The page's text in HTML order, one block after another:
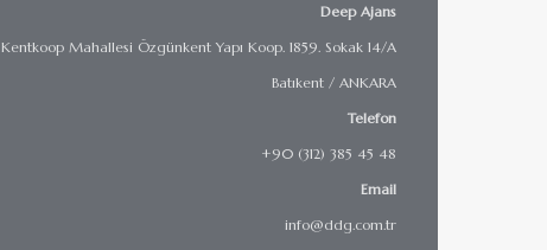
Deep Ajans
Kentkoop Mahallesi Özgünkent Yapı Koop. 1859. Sokak 14/A
Batıkent / ANKARA
Telefon
+90 (312) 385 45 48
Email
info@ddg.com.tr